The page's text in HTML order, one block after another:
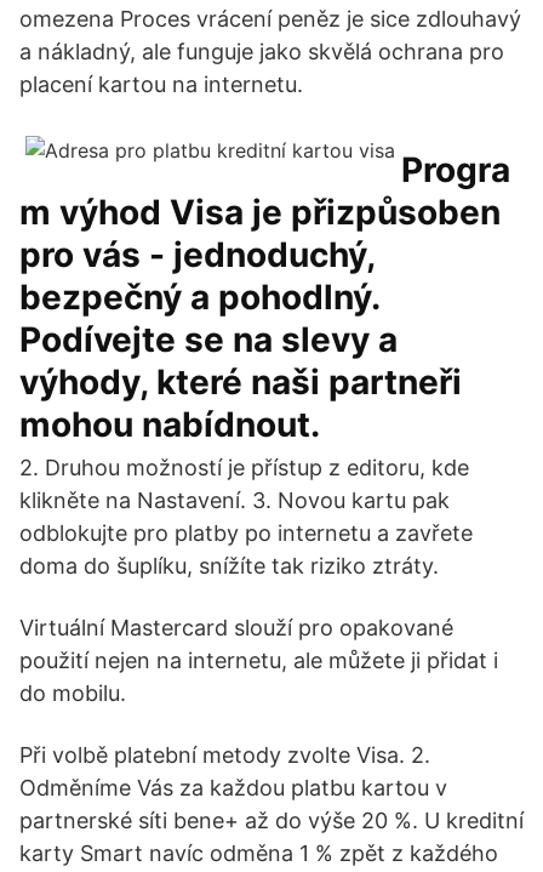
omezena Proces vrácení peněz je sice zdlouhavý
a nákladný, ale funguje jako skvělá ochrana pro
placení kartou na internetu.
Progra
m výhod Visa je přizpůsoben
pro vás - jednoduchý,
bezpečný a pohodlný.
Podívejte se na slevy a
výhody, které naši partneři
mohou nabídnout.
2. Druhou možností je přístup z editoru, kde
klikněte na Nastavení. 3. Novou kartu pak
odblokujte pro platby po internetu a zavřete
doma do šuplíku, snížíte tak riziko ztráty.
Virtuální Mastercard slouží pro opakované
použití nejen na internetu, ale můžete ji přidat i
do mobilu.
Při volbě platební metody zvolte Visa. 2.
Odměníme Vás za každou platbu kartou v
partnerské síti bene+ až do výše 20 %. U kreditní
karty Smart navíc odměna 1 % zpět z každého